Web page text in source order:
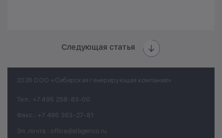
Следующая статья
2026 ООО «Сибирская генерирующая компания»
Тел.: +7 495 258-83-00
Факс.: +7 495 363-27-81
Эл. почта.: office@sibgenco.ru